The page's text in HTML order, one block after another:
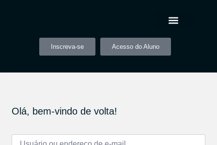
Inscreva-se Acesso do Aluno
Olá, bem-vindo de volta!